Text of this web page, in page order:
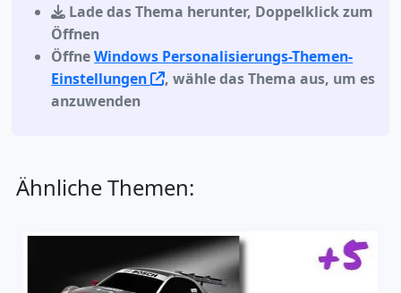
Lade das Thema herunter, Doppelklick zum
Öffnen
ÖffneWindows Personalisierungs-Themen-
Einstellungen
, wähle das Thema aus, um es
anzuwenden
Ähnliche Themen: